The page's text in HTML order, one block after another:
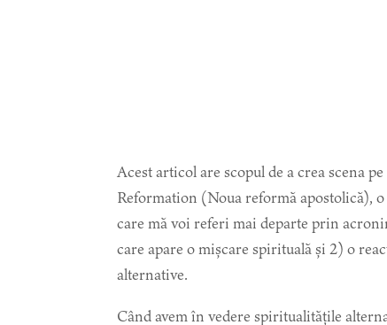
Acest articol are scopul de a crea scena
Reformation (Noua reformă apostolică),
care mă voi referi mai departe prin
care apare o mișcare spirituală și 2) o
alternative.
Când avem în vedere spiritualitățile